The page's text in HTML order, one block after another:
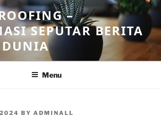
–
SEPUTAR BERITA
DUNIA
Menu
BY ADMINALL